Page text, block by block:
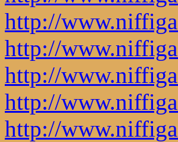
http://
http://
http://
http://
http://